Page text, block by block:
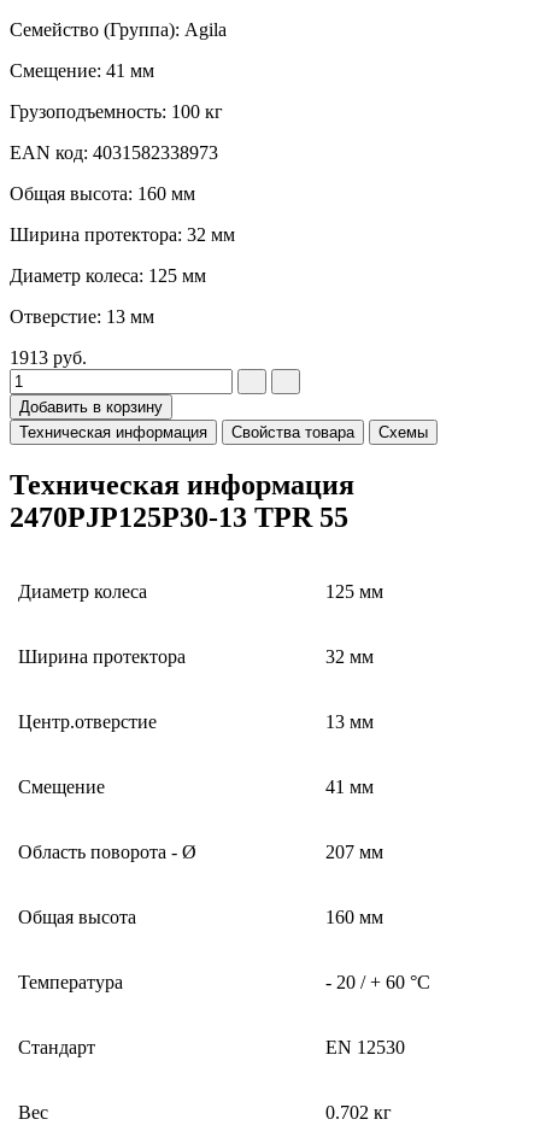
Семейство (Группа): Agila
Смещение: 41 мм
Грузоподъемность: 100 кг
EAN код: 4031582338973
Общая высота: 160 мм
Ширина протектора: 32 мм
Диаметр колеса: 125 мм
Отверстие: 13 мм
1913 руб.
Добавить в корзину
Техническая информация
Свойства товара Схемы
Техническая информация
2470PJP125P30-13 TPR 55
Диаметр колеса 125 мм
Ширина протектора 32 мм
Центр.отверстие 13 мм
Смещение 41 мм
Область поворота - Ø 207 мм
Общая высота 160 мм
Температура - 20 / + 60 °C
Стандарт EN 12530
Вес 0.702 кг